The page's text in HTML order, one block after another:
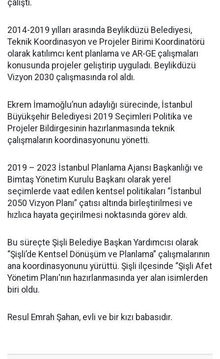
çalıştı.
2014-2019 yılları arasında Beylikdüzü Belediyesi,
Teknik Koordinasyon ve Projeler Birimi Koordinatörü
olarak katılımcı kent planlama ve AR-GE çalışmaları
konusunda projeler geliştirip uyguladı. Beylikdüzü
Vizyon 2030 çalışmasında rol aldı.
Ekrem İmamoğlu’nun adaylığı sürecinde, İstanbul
Büyükşehir Belediyesi 2019 Seçimleri Politika ve
Projeler Bildirgesinin hazırlanmasında teknik
çalışmaların koordinasyonunu yönetti.
2019 – 2023 İstanbul Planlama Ajansı Başkanlığı ve
Bimtaş Yönetim Kurulu Başkanı olarak yerel
seçimlerde vaat edilen kentsel politikaları “İstanbul
2050 Vizyon Planı” çatısı altında birleştirilmesi ve
hızlıca hayata geçirilmesi noktasında görev aldı.
Bu süreçte Şişli Belediye Başkan Yardımcısı olarak
“Şişli’de Kentsel Dönüşüm ve Planlama” çalışmalarının
ana koordinasyonunu yürüttü. Şişli ilçesinde “Şişli Afet
Yönetim Planı'nın hazırlanmasında yer alan isimlerden
biri oldu.
Resul Emrah Şahan, evli ve bir kızı babasıdır.